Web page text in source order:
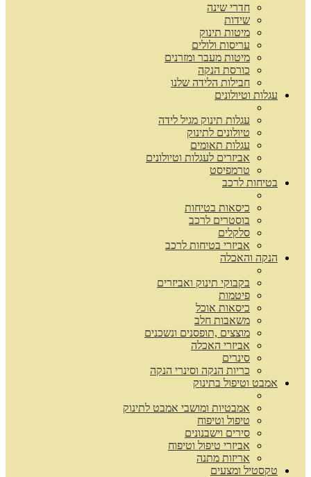
חדרי שינה
שידות
מיטות תינוק
עריסות ולולים
מיטות מעבר ומזרנים
כורסת הנקה
חבילות הלידה שלנו
עגלות וטיולונים
עגלות תינוק מגיל לידה
טיולונים לתינוק
עגלות תאומים
אביזרים לעגלות וטיולונים
טרמפיסט
בטיחות לרכב
כיסאות בטיחות
בוסטרים לרכב
סלקלים
אביזרי בטיחות לרכב
הנקה והאכלה
בקבוקי תינוק ואביזרים
פיטמות
כיסאות אוכל
משאבות חלב
מוצצים ,תופסנים ונשכנים
אביזרי האכלה
סינרים
כריות הנקה וסינרי הנקה
אמבט וטיפול בתינוק
אמבטיות ומושבי אמבט לתינוק
טיפול וטיפוח
סירים וישבנונים
אביזרי טיפול וטיפוח
אריזות מתנה
טקסטיל ומצעים